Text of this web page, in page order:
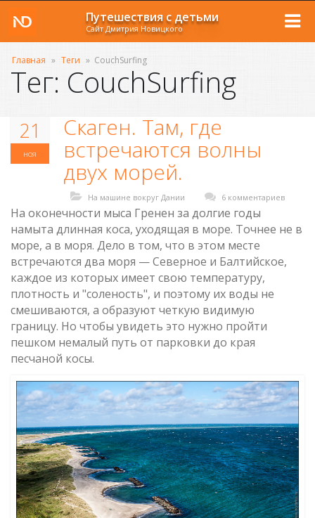
Путешествия с детьми
Сайт Дмитрия Новицкого
Главная » Теги » CouchSurfing
Тег: CouchSurfing
21
ноя
Скаген. Там, где
встречаются волны
двух морей.
На машине вокруг Дании 6 комментариев
На оконечности мыса Гренен за долгие годы
намыта длинная коса, уходящая в море. Точнее не в
море, а в моря. Дело в том, что в этом месте
встречаются два моря — Северное и Балтийское,
каждое из которых имеет свою температуру,
плотность и "соленость", и поэтому их воды не
смешиваются, а образуют четкую видимую
границу. Но чтобы увидеть это нужно пройти
пешком немалый путь от парковки до края
песчаной косы.